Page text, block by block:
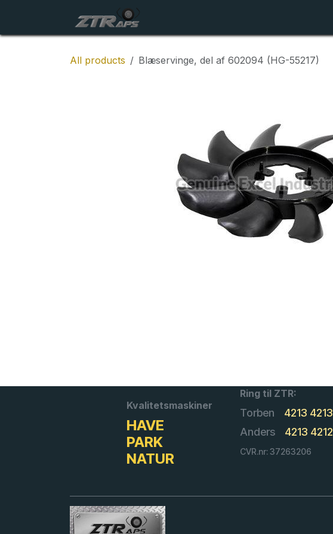
All products Blæservinge, del af 602094 (HG-55217)
Kvalitetsmaskiner
HAVE
PARK
NATUR
Ring til ZTR:
Torben
4213 4213
Anders
4213 4212
CVR.nr: 37263206